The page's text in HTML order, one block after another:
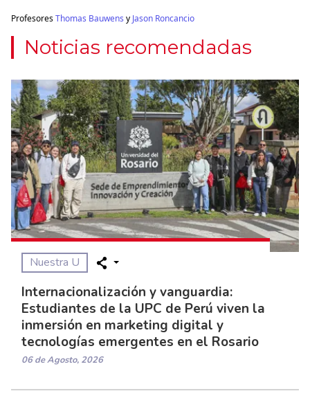
ProfesoresThomas Bauwens y Jason Roncancio
Noticias recomendadas
Nuestra U
Internacionalización y vanguardia:
Estudiantes de la UPC de Perú viven la
inmersión en marketing digital y
tecnologías emergentes en el Rosario
06 de Agosto, 2026